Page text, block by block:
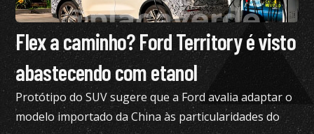
Flex a caminho? Ford Territory é visto
abastecendo com etanol
Protótipo do SUV sugere que a Ford avalia adaptar o
modelo importado da China às particularidades do